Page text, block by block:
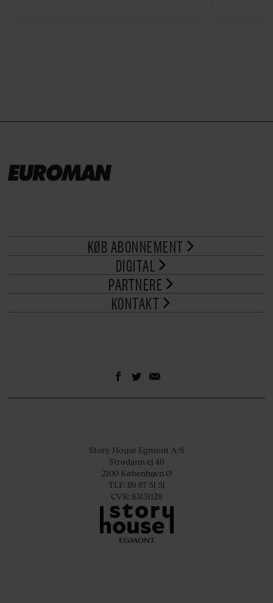
KØB ABONNEMENT
DIGITAL
PARTNERE
KONTAKT
Story House Egmont A/S
Strødamvej 46
2100 København Ø
TLF: 89 87 51 51
CVR: 83131128